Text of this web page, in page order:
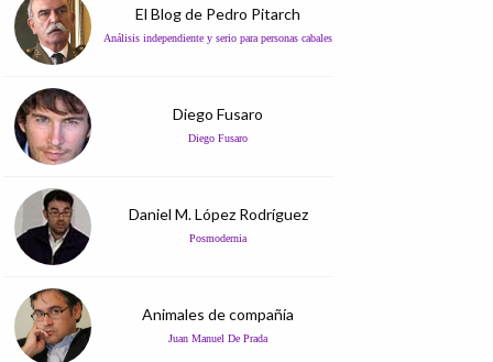
El Blog de Pedro Pitarch
Análisis independiente y serio para personas cabales
Diego Fusaro
Diego Fusaro
Daniel M. López Rodríguez
Posmodernia
Animales de compañía
Juan Manuel De Prada